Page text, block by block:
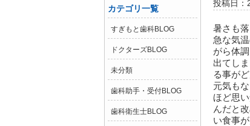
カテゴリ一覧
すぎもと歯科BLOG
ドクターズBLOG
未分類
歯科助手・受付BLOG
歯科衛生士BLOG
投稿日：
暑さも
急な気
がら体
出てし
る事が
元気も
ほど思
んだと
い食事